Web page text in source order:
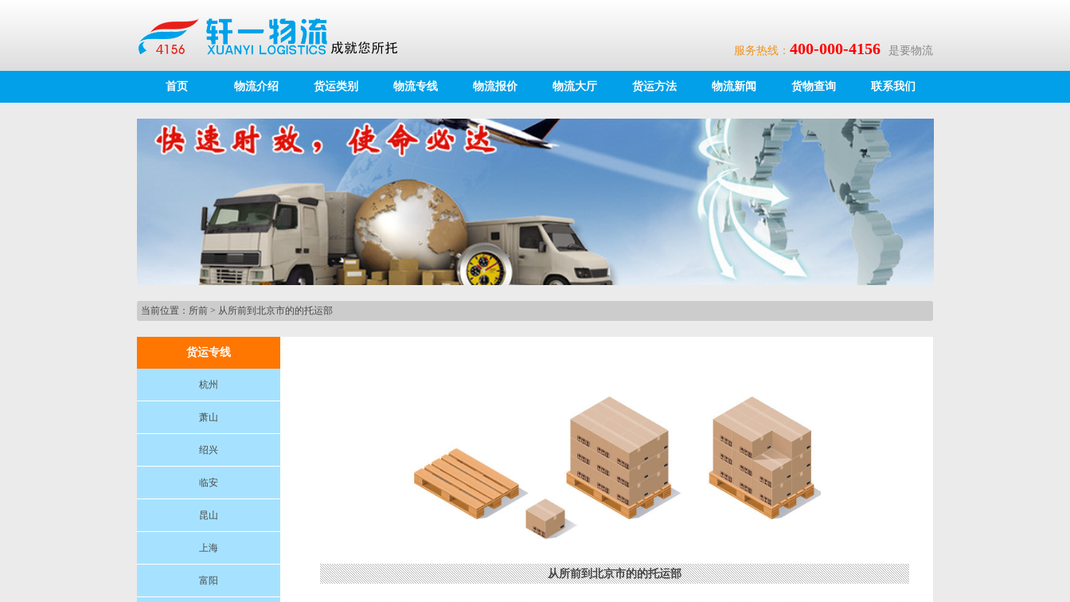
服务热线： 400-000-4156 是要物流
首页 物流介绍 货运类别 物流专线 物流报价 物流大厅 货运方法 物流新闻 货物查询 联系我们
当前位置： 所前 > 从所前到北京市的的托运部
货运专线
杭州
萧山
绍兴
临安
昆山
上海
富阳
从所前到北京市的的托运部